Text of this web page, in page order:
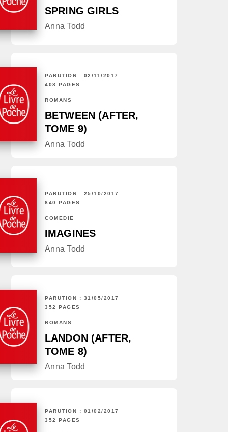
SPRING GIRLS
Anna Todd
PARUTION : 02/11/2017
408 PAGES
ROMANS
BETWEEN (AFTER,
TOME 9)
Anna Todd
PARUTION : 25/10/2017
840 PAGES
COMÉDIE
IMAGINES
Anna Todd
PARUTION : 31/05/2017
352 PAGES
ROMANS
LANDON (AFTER,
TOME 8)
Anna Todd
PARUTION : 01/02/2017
352 PAGES